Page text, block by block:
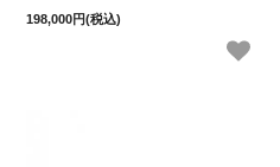
198,000円(税込)